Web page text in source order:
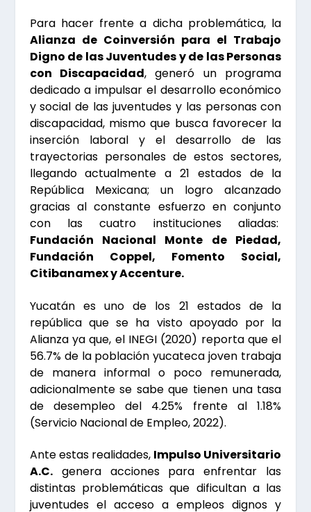
Para hacer frente a dicha problemática, la
Alianza de Coinversión para el Trabajo
Digno de las Juventudes y de las Personas
con Discapacidad, generó un programa
dedicado a impulsar el desarrollo económico
y social de las juventudes y las personas con
discapacidad, mismo que busca favorecer la
inserción laboral y el desarrollo de las
trayectorias personales de estos sectores,
llegando actualmente a 21 estados de la
República Mexicana; un logro alcanzado
gracias al constante esfuerzo en conjunto
con las cuatro instituciones aliadas:
Fundación Nacional Monte de Piedad,
Fundación Coppel, Fomento Social,
Citibanamex y Accenture.
Yucatán es uno de los 21 estados de la
república que se ha visto apoyado por la
Alianza ya que, el INEGI (2020) reporta que el
56.7% de la población yucateca joven trabaja
de manera informal o poco remunerada,
adicionalmente se sabe que tienen una tasa
de desempleo del 4.25% frente al 1.18%
(Servicio Nacional de Empleo, 2022).
Ante estas realidades, Impulso Universitario
A.C.genera acciones para enfrentar las
distintas problemáticas que dificultan a las
juventudes el acceso a empleos dignos y